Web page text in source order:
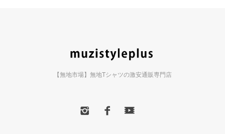
【無地市場】無地Tシャツの激安通販専門店